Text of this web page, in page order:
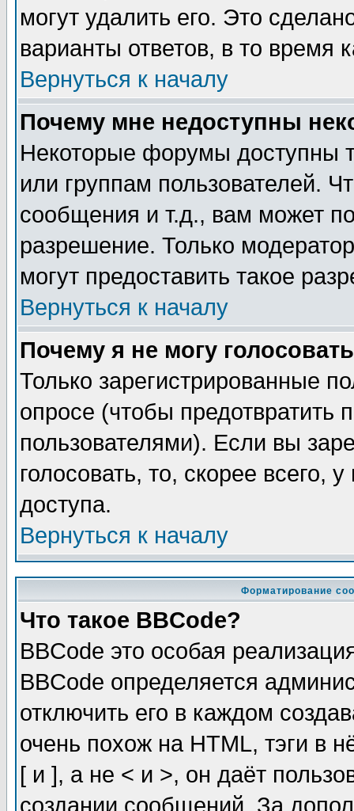
могут удалить его. Это
варианты ответов, в то время
Вернуться к началу
Почему мне недоступны
Некоторые форумы доступны
или группам пользователей.
сообщения и т.д., вам может
разрешение. Только
могут предоставить такое
Вернуться к началу
Почему я не могу
Только зарегистрированные
опросе (чтобы предотвратить
пользователями). Если вы
голосовать, то, скорее всего,
доступа.
Вернуться к началу
Форматирование
Что такое BBCode?
BBCode это особая
BBCode определяется
отключить его в каждом
очень похож на HTML, тэги в
[ и ], а не < и >, он даёт
создании сообщений. За